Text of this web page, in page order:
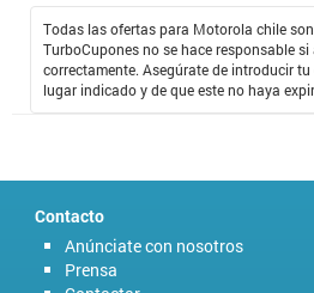
Todas las ofertas para Motorola chile
TurboCupones no se hace responsable
correctamente. Asegúrate de introducir
lugar indicado y de que este no haya
Contacto
Anúnciate con nosotros
Prensa